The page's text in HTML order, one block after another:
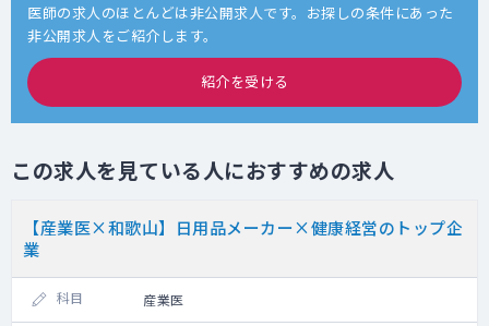
医師の求人のほとんどは非公開求人です。お探しの条件にあった
非公開求人をご紹介します。
紹介を受ける
この求人を見ている人におすすめの求人
【産業医×和歌山】日用品メーカー×健康経営のトップ企
業
科目 産業医